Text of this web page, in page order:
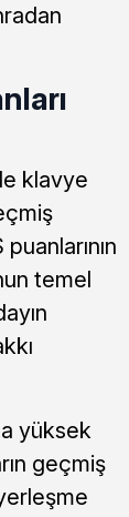
klavye
temel
yüksek
geçmiş